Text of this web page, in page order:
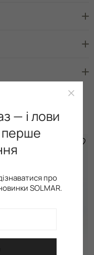
— і лови
перше
про
SOLMAR.